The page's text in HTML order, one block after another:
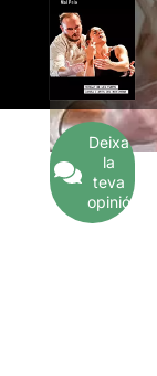
Deixa
la
teva
opinió